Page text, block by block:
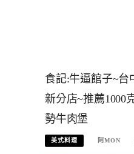
食記:牛逼館子~台
新分店~推薦1000
勢牛肉堡
美式料理 阿MON